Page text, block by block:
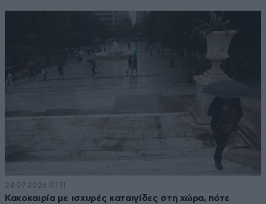
24·07·2026 07:11
Κακοκαιρία με ισχυρές καταιγίδες στη χώρα, πότε